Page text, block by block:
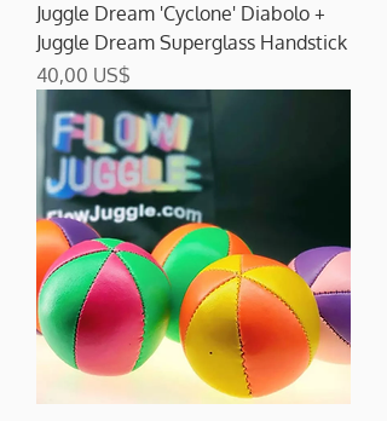
Juggle Dream 'Cyclone' Diabolo +
Juggle Dream Superglass Handstick
Precio
40,00 US$